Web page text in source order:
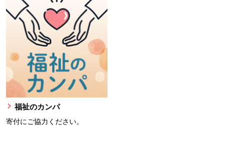
福祉のカンパ
寄付にご協力ください。